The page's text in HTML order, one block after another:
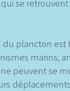
se retrouvent
du plancton est
marins,
peuvent se